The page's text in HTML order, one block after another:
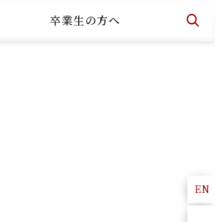
卒業生の方へ
EN